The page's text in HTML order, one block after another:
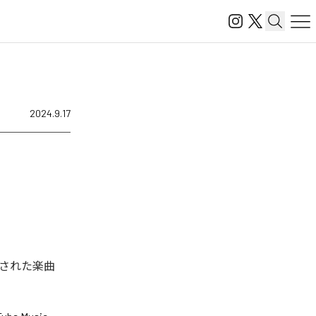
2024.9.17
れた楽曲